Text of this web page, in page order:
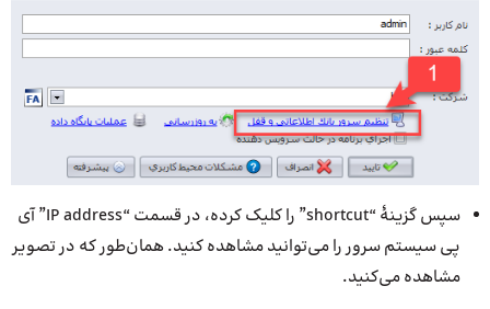
سپس گزینهٔ “shortcut” را کلیک کرده، در قسمت “IP address” آی
پی سیستم سرور را می‌توانید مشاهده کنید. همان‌طور که در تصویر
مشاهده می‌کنید.